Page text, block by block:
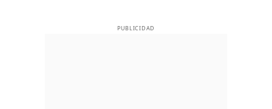
PUBLICIDAD